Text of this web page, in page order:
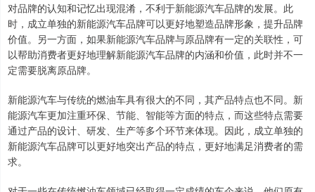
对品牌的认知和记忆出现混淆，不利于新能源汽车品牌的发展。此
时，成立单独的新能源汽车品牌可以更好地塑造品牌形象，提升品牌
价值。另一方面，如果新能源汽车品牌与原品牌有一定的关联性，可
以帮助消费者更好地理解新能源汽车品牌的内涵和价值，此时并不一
定需要脱离原品牌。
新能源汽车与传统的燃油车具有很大的不同，其产品特点也不同。新
能源汽车更加注重环保、节能、智能等方面的特点，而这些特点需要
通过产品的设计、研发、生产等多个环节来体现。因此，成立单独的
新能源汽车品牌可以更好地突出产品的特点，更好地满足消费者的需
求。